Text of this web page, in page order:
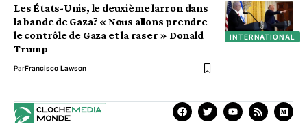
INTERNATIONAL
Les États-Unis, le deuxième larron dans
la bande de Gaza? « Nous allons prendre
le contrôle de Gaza et la raser » Donald
Trump
ParFrancisco Lawson